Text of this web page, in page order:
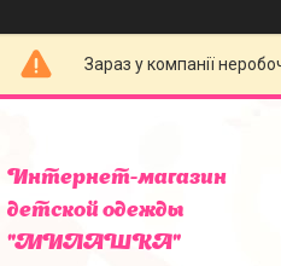
Зараз у компанії
Интернет-магазин
детской одежды
"МИЛАШКА"